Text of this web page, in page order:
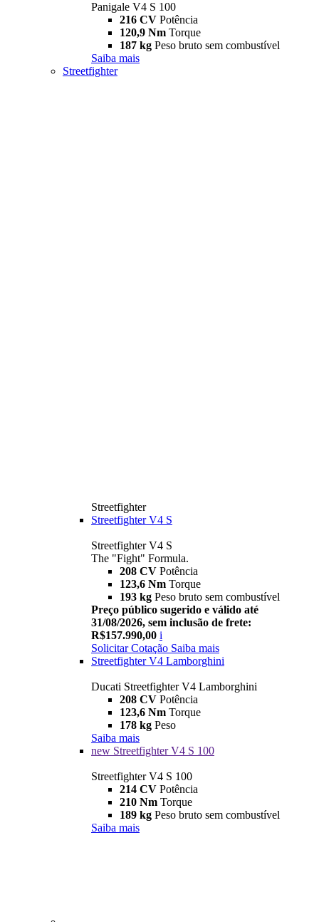
Panigale V4 S 100
216 CV Potência
120,9 Nm Torque
187 kg Peso bruto sem combustível
Saiba mais
Streetfighter
Streetfighter
Streetfighter V4 S
Streetfighter V4 S
The "Fight" Formula.
208 CV Potência
123,6 Nm Torque
193 kg Peso bruto sem combustível
Preço público sugerido e válido até
31/08/2026, sem inclusão de frete:
R$157.990,00 i
Solicitar Cotação Saiba mais
Streetfighter V4 Lamborghini
Ducati Streetfighter V4 Lamborghini
208 CV Potência
123,6 Nm Torque
178 kg Peso
Saiba mais
new Streetfighter V4 S 100
Streetfighter V4 S 100
214 CV Potência
210 Nm Torque
189 kg Peso bruto sem combustível
Saiba mais